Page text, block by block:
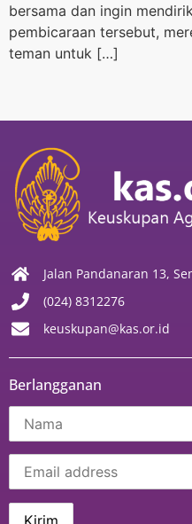
bersama dan ingin
pembicaraan tersebut,
teman untuk […]
Jalan Pandanaran 13,
(024) 8312276
keuskupan@kas.or.id
Berlangganan